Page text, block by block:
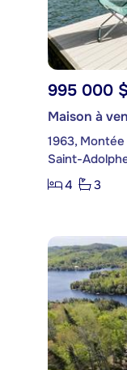
995 000
Maison à
1963,
Saint-
4
3